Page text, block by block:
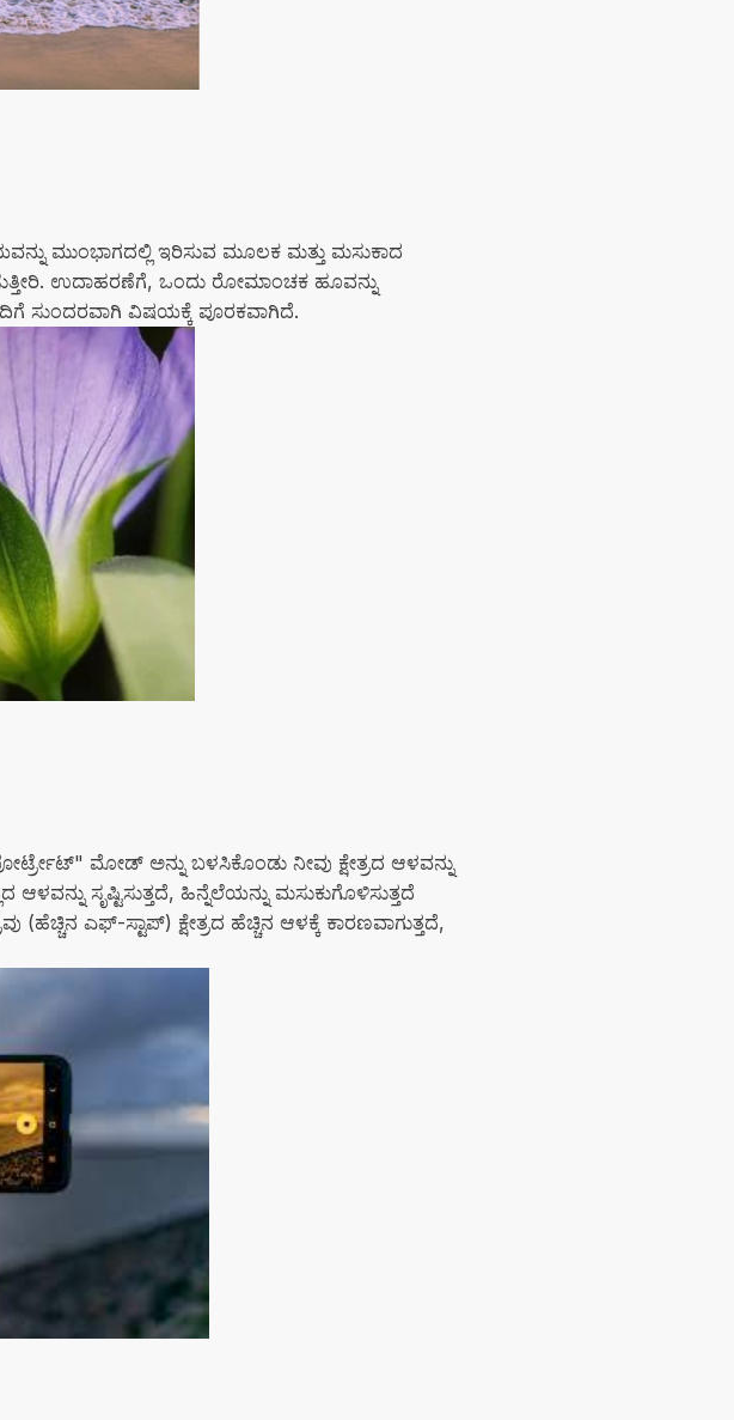
ಮುಂಭಾಗದಲ್ಲಿ ಇರಿಸುವ ಮೂಲಕ ಮತ್ತು ಮಸುಕಾದ
ಉದಾಹರಣೆಗೆ, ಒಂದು ರೋಮಾಂಚಕ ಹೂವನ್ನು
ಸುಂದರವಾಗಿ ವಿಷಯಕ್ಕೆ ಪೂರಕವಾಗಿದೆ.
ಮೋಡ್ ಅನ್ನು ಬಳಸಿಕೊಂಡು ನೀವು ಕ್ಷೇತ್ರದ ಆಳವನ್ನು
ಸೃಷ್ಟಿಸುತ್ತದೆ, ಹಿನ್ನೆಲೆಯನ್ನು ಮಸುಕುಗೊಳಿಸುತ್ತದೆ
(ಹೆಚ್ಚಿನ ಎಫ್-ಸ್ಟಾಪ್) ಕ್ಷೇತ್ರದ ಹೆಚ್ಚಿನ ಆಳಕ್ಕೆ ಕಾರಣವಾಗುತ್ತದೆ,